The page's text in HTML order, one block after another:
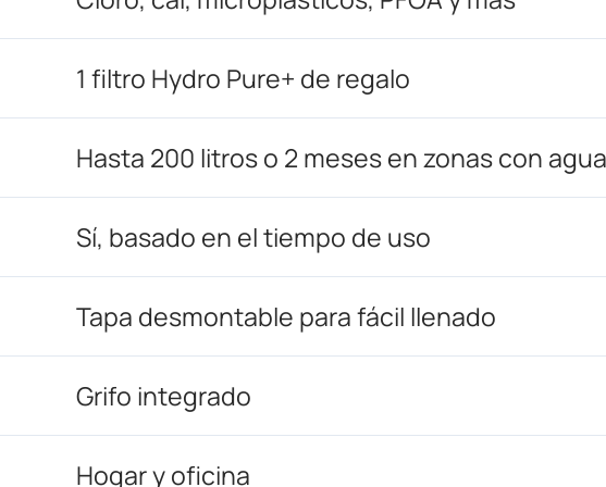
1 filtro Hydro Pure+ de regalo
Hasta 200 litros o 2 meses en zonas con
Sí, basado en el tiempo de uso
Tapa desmontable para fácil llenado
Grifo integrado
Hogar y oficina